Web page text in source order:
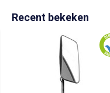
Recent bekeken